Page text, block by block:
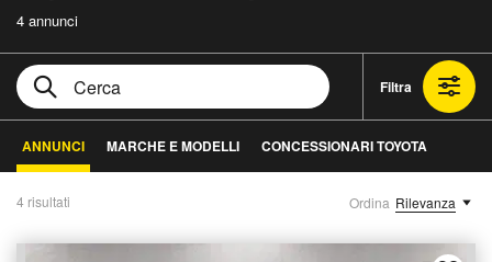
4 annunci
Filtra
ANNUNCI MARCHE E MODELLI CONCESSIONARI TOYOTA
4 risultati Ordina Rilevanza